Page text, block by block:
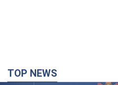
TOP NEWS